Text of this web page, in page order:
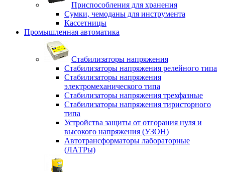
Приспособления для хранения
Сумки, чемоданы для инструмента
Кассетницы
Промышленная автоматика
Стабилизаторы напряжения
Стабилизаторы напряжения релейного типа
Стабилизаторы напряжения
электромеханического типа
Стабилизаторы напряжения трехфазные
Стабилизаторы напряжения тиристорного
типа
Устройства защиты от отгорания нуля и
высокого напряжения (УЗОН)
Автотрансформаторы лабораторные
(ЛАТРы)